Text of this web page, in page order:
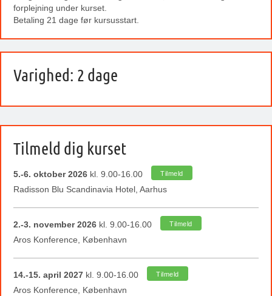
forplejning under kurset.
Betaling 21 dage før kursusstart.
Varighed: 2 dage
Tilmeld dig kurset
5.-6. oktober 2026 kl. 9.00-16.00 Tilmeld
Radisson Blu Scandinavia Hotel, Aarhus
2.-3. november 2026 kl. 9.00-16.00 Tilmeld
Aros Konference, København
14.-15. april 2027 kl. 9.00-16.00 Tilmeld
Aros Konference, København